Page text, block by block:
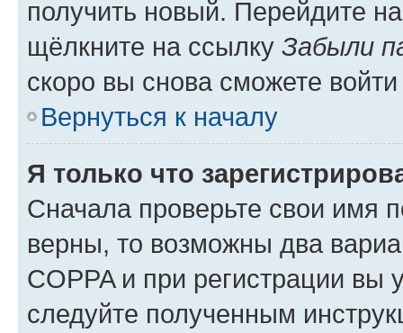
получить новый. Перейдите
щёлкните на ссылку Забыли
скоро вы снова сможете
Вернуться к началу
Я только что
Сначала проверьте свои имя
верны, то возможны два
COPPA и при регистрации вы
следуйте полученным